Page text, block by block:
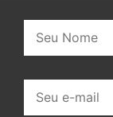
mail: